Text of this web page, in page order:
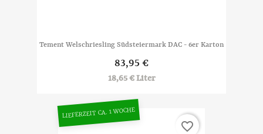
Tement Welschriesling Südsteiermark DAC - 6er Karton
83,95 €
18,65 € Liter
LIEFERZEIT CA. 1 WOCHE
favorite_border